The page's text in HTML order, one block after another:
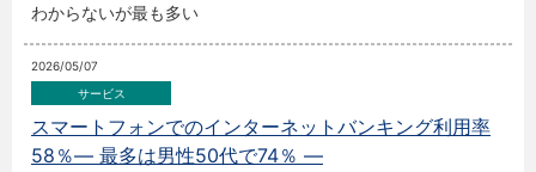
わからないが最も多い
2026/05/07
スマートフォンでのインターネットバンキング利用率
58％― 最多は男性50代で74％ ―